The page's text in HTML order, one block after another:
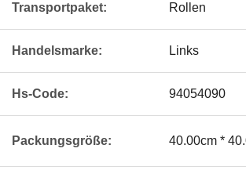
Transportpaket: Rollen
Handelsmarke: Links
Hs-Code: 94054090
Packungsgröße: 40.00cm *